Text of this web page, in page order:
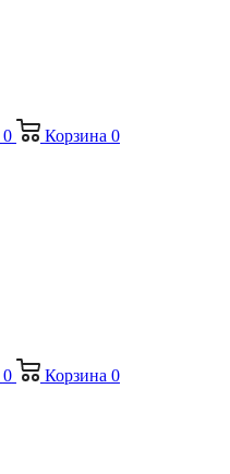
0 Корзина 0
0 Корзина 0